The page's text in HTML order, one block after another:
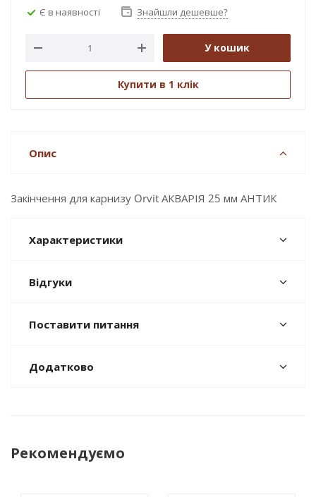
Є в наявності Знайшли дешевше?
У кошик
Купити в 1 клік
Опис
Закінчення для карнизу Orvit АКВАРІЯ 25 мм АНТИК
Характеристики
Відгуки
Поставити питання
Додатково
Рекомендуємо